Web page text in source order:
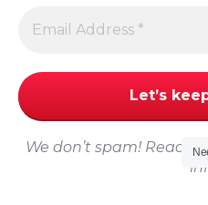
安裝完成後，您可以
我給你看了Shopify的“
我們來看一下
woocommerce添加產
如你所見，它非常相
We don’t spam! Read